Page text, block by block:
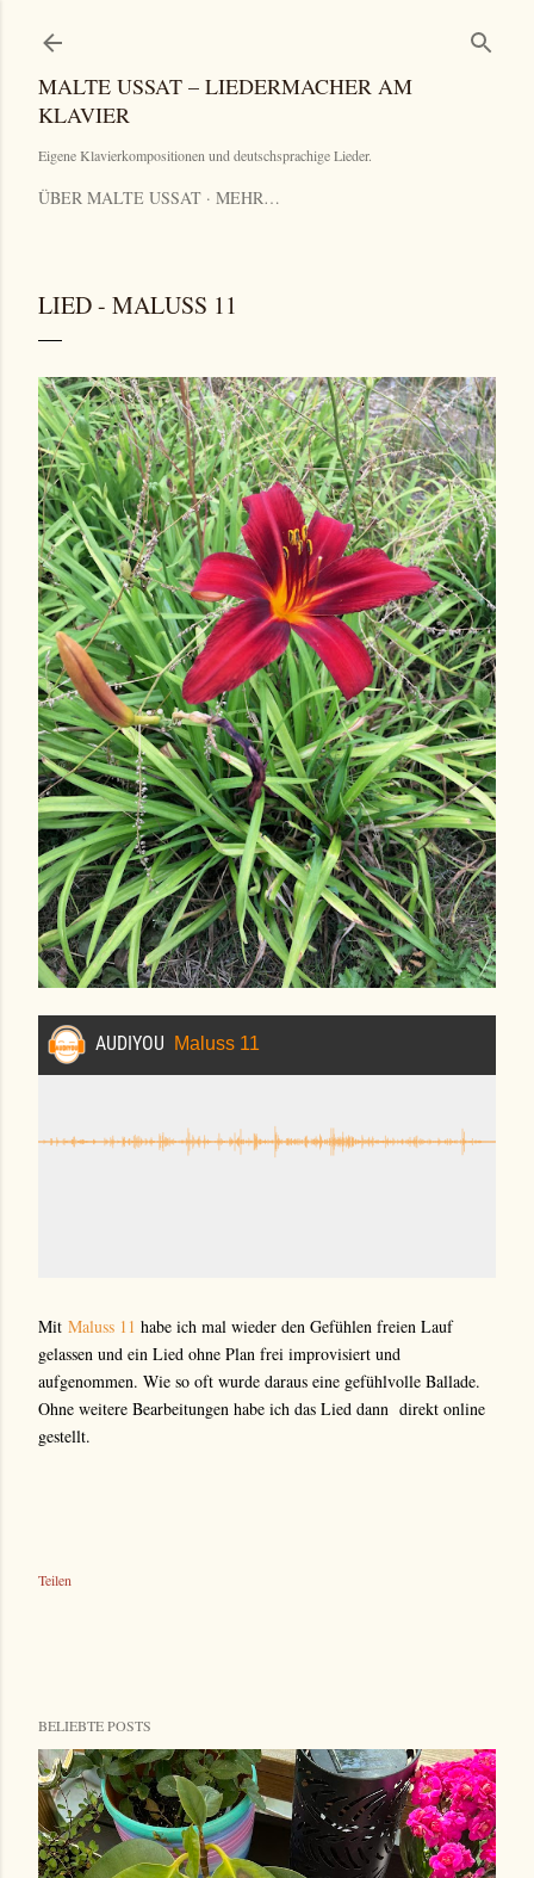
MALTE USSAT – LIEDERMACHER AM
KLAVIER
Eigene Klavierkompositionen und deutschsprachige Lieder.
ÜBER MALTE USSAT MEHR…
LIED - MALUSS 11
Mit Maluss 11 habe ich mal wieder den Gefühlen freien Lauf
gelassen und ein Lied ohne Plan frei improvisiert und
aufgenommen. Wie so oft wurde daraus eine gefühlvolle Ballade.
Ohne weitere Bearbeitungen habe ich das Lied dann direkt online
gestellt.
Teilen
BELIEBTE POSTS